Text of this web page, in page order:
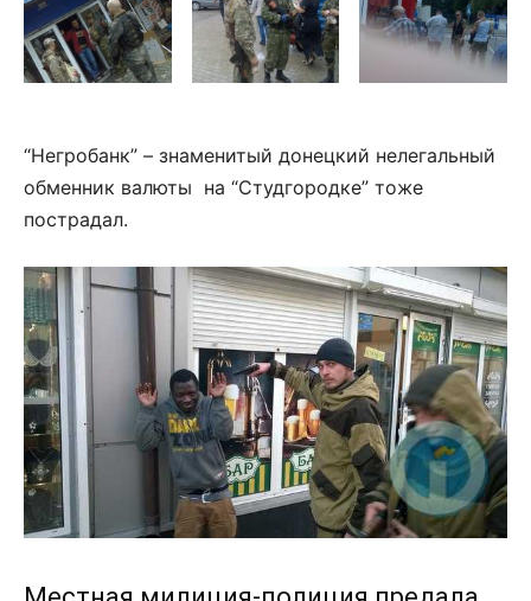
“Негробанк” – знаменитый донецкий нелегальный
обменник валюты на “Студгородке” тоже
пострадал.